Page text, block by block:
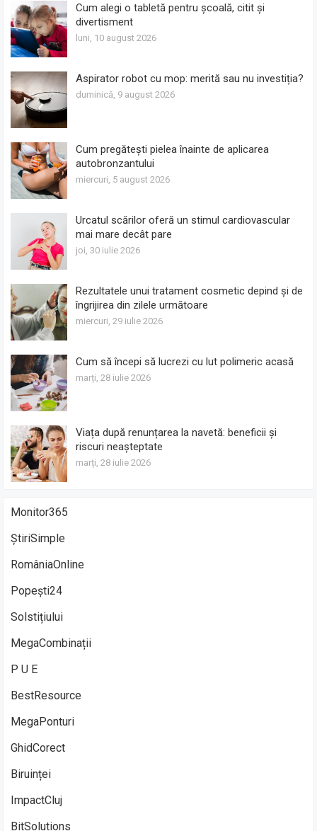
Cum alegi o tabletă pentru școală, citit și
divertisment
luni, 10 august 2026
Aspirator robot cu mop: merită sau nu investiția?
duminică, 9 august 2026
Cum pregătești pielea înainte de aplicarea
autobronzantului
miercuri, 5 august 2026
Urcatul scărilor oferă un stimul cardiovascular
mai mare decât pare
joi, 30 iulie 2026
Rezultatele unui tratament cosmetic depind și de
îngrijirea din zilele următoare
miercuri, 29 iulie 2026
Cum să începi să lucrezi cu lut polimeric acasă
marți, 28 iulie 2026
Viața după renunțarea la navetă: beneficii și
riscuri neașteptate
marți, 28 iulie 2026
Monitor365
ȘtiriSimple
RomâniaOnline
Popești24
Solstițiului
MegaCombinații
P U E
BestResource
MegaPonturi
GhidCorect
Biruinței
ImpactCluj
BitSolutions